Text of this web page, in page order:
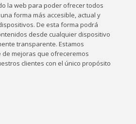
la web para poder ofrecer todos
forma más accesible, actual y
De esta forma podrá
desde cualquier dispositivo
transparente. Estamos
mejoras que ofreceremos
clientes con el único propósito